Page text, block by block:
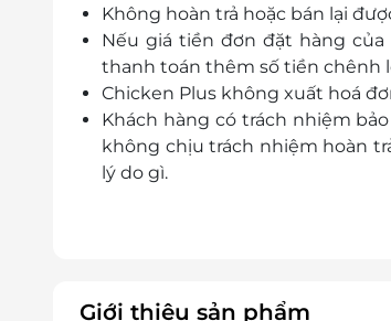
Số 4 Ngô Thì Nhậm, Phường Hòa
Quảng Ngãi
196a Phan Đình Phùng, Chánh Lộ,
Bắc Ninh
Khu đô thị mới phía Nam, xã Hiệp
Đường Âu Cơ, Thị trấn Hồ, Thuận
Không hoàn trả hoặc bán lại
Nếu giá tiền đơn đặt hàng
thanh toán thêm số tiền chênh
Chicken Plus không xuất hoá
Khách hàng có trách nhiệm
không chịu trách nhiệm hoàn
lý do gì.
cũng như đối với các tranh
Địa điểm sử dụng:
Giới thiệu sản phẩm